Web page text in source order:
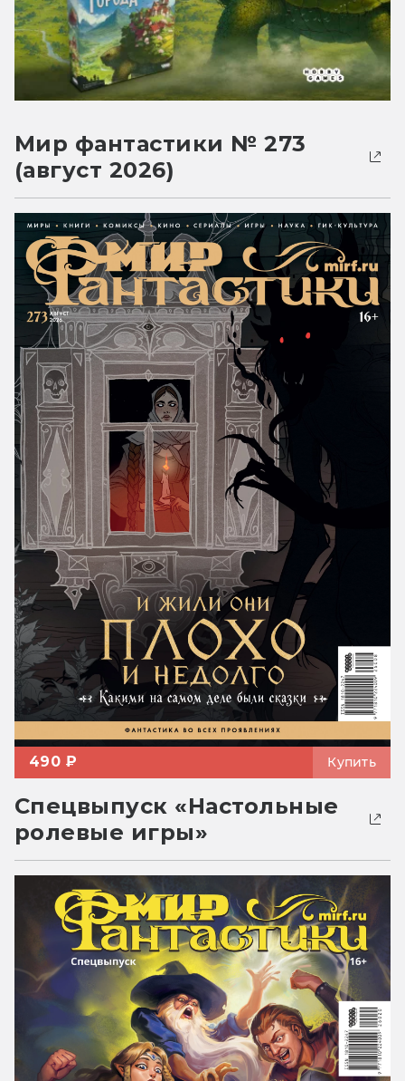
Мир фантастики № 273
(август 2026)
490 ₽ Купить
Спецвыпуск «Настольные
ролевые игры»